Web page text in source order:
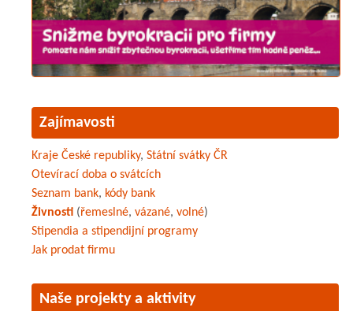
Zajímavosti
Kraje České republiky, Státní svátky ČR
Otevírací doba o svátcích
Seznam bank, kódy bank
Živnosti (řemeslné, vázané, volné)
Stipendia a stipendijní programy
Jak prodat firmu
Naše projekty a aktivity